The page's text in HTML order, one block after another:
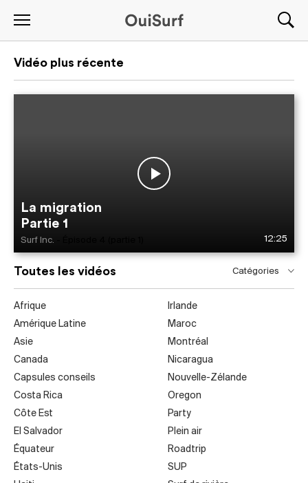
Vidéo plus récente
La migration
Partie 1
Surf Inc. 12:25
Toutes les vidéos Catégories
Afrique
Amérique Latine
Asie
Canada
Capsules conseils
Costa Rica
Côte Est
El Salvador
Équateur
États-Unis
Irlande
Maroc
Montréal
Nicaragua
Nouvelle-Zélande
Oregon
Party
Plein air
Roadtrip
SUP